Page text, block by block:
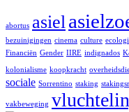
abortus asiel
bezuinigingen cinema culture
Financiën Gender IIRE indignados
kolonialisme koopkracht
sociale Sorrentino staking
vakbeweging